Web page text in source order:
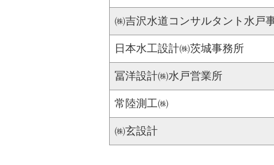
㈱吉沢水道コンサルタント水戸
日本水工設計㈱茨城事務所
冨洋設計㈱水戸営業所
常陸測工㈱
㈱玄設計